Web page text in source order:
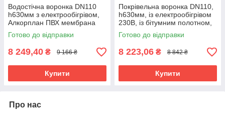
Водостічна воронка DN110
h630мм з електрообігрівом,
Алкорплан ПВХ мембрана
Alkorplan
Готово до відправки
8 249,40 ₴ 9 166 ₴
Купити
Покрівельна воронка DN110,
h630мм, із електрообігрівом
230В, із бітумним полотном,
Finland
Готово до відправки
8 223,06 ₴ 8 842 ₴
Купити
Про нас